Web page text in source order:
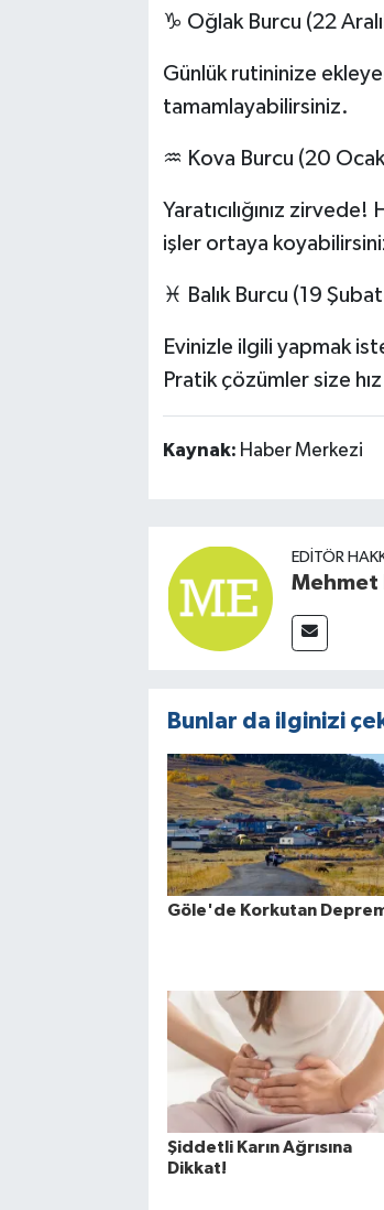
♑ Oğlak Burcu (22
Günlük rutininize
tamamlayabilirsiniz.
♒ Kova Burcu (20
Yaratıcılığınız
işler ortaya
♓ Balık Burcu (19
Evinizle ilgili yapmak
Pratik çözümler size
Kaynak: Haber Merkezi
EDITÖR
Mehmet
Bunlar da ilginizi
Göle'de Korkutan
Şiddetli Karın Ağrısına
Dikkat!